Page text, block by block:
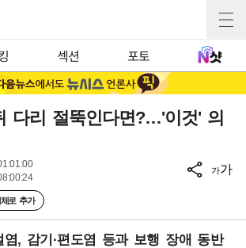
섹션 포토
다리 절뚝인다면?…'이것' 의
로 추가
가가
염, 감기·편도염 등과 보행 장애 동반